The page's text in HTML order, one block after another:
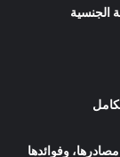
الجنسية